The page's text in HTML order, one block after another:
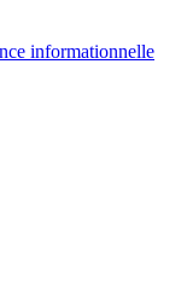
informationnelle